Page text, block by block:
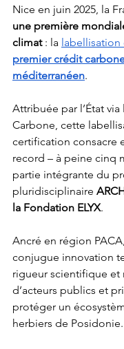
Nice en juin 2025, la
une première
climat : la
premier crédit
méditerranéen.
Attribuée par l’État via
Carbone, cette
certification consacre
record – à peine cinq
partie intégrante du
pluridisciplinaire
la Fondation ELYX.
Ancré en région
conjugue innovation
rigueur scientifique et
d’acteurs publics et
protéger un
herbiers de Posidonie.